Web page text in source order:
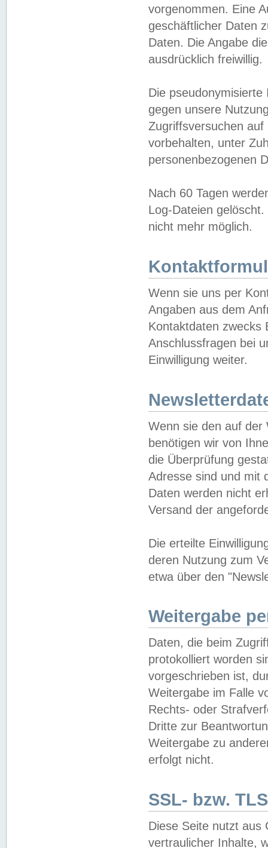
vorgenommen. Eine
geschäftlicher Daten
Daten. Die Angabe
ausdrücklich freiwillig.
Die
gegen unsere
Zugriffsversuchen
vorbehalten, unter
personenbezogenen
Nach 60 Tagen
Log-Dateien
nicht mehr möglich.
Wenn sie uns per
Angaben aus dem
Kontaktdaten zwecks
Anschlussfragen bei
Einwilligung weiter.
Wenn sie den auf der
benötigen wir von
die Überprüfung
Adresse sind und mit
Daten werden nicht
Versand der
Die erteilte
deren Nutzung zum
etwa über den
Weitergabe
Daten, die beim
protokolliert worden
vorgeschrieben ist,
Weitergabe im Falle
Rechts- oder
Dritte zur
Weitergabe zu
erfolgt nicht.
SSL- bzw.
Diese Seite nutzt aus
vertraulicher Inhalte,